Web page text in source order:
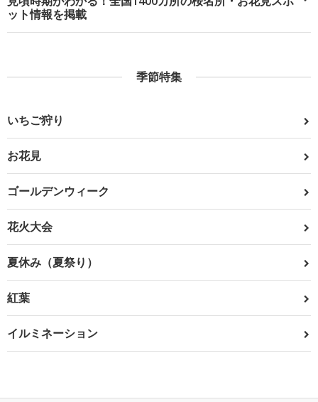
ット情報を掲載
季節特集
いちご狩り
お花見
ゴールデンウィーク
花火大会
夏休み（夏祭り）
紅葉
イルミネーション